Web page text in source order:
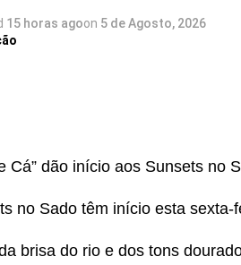
15 horas agoon 5 de Agosto, 2026
Cá” dão início aos Sunsets no
no Sado têm início esta sexta-
brisa do rio e dos tons